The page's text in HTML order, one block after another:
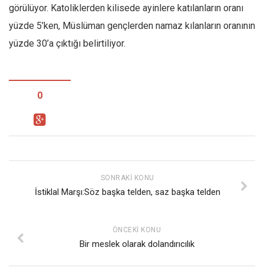
görülüyor. Katoliklerden kilisede ayinlere katılanların oranı
yüzde 5’ken, Müslüman gençlerden namaz kılanların oranının
yüzde 30’a çıktığı belirtiliyor.
0
SONRAKI KONU
İstiklal Marşı:Söz başka telden, saz başka telden
ÖNCEKI KONU
Bir meslek olarak dolandırıcılık